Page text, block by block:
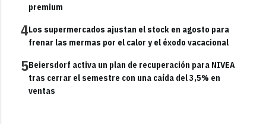
premium
4Los supermercados ajustan el stock en agosto para
frenar las mermas por el calor y el éxodo vacacional
5Beiersdorf activa un plan de recuperación para NIVEA
tras cerrar el semestre con una caída del 3,5% en
ventas